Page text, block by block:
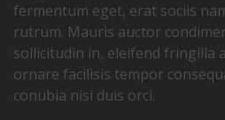
fermentum eget, erat sociis
rutrum. Mauris auctor
sollicitudin in, eleifend fringilla
ornare facilisis tempor
conubia nisi duis orci.